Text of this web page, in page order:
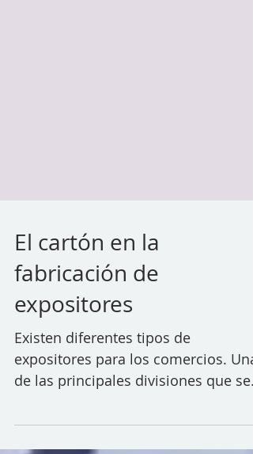
El cartón en la
fabricación de
expositores
Existen diferentes tipos de
expositores para los comercios. Una
llevan a cabo es entre los...